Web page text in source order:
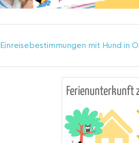
Einreisebestimmungen mit Hund in
Ferienunterkunft